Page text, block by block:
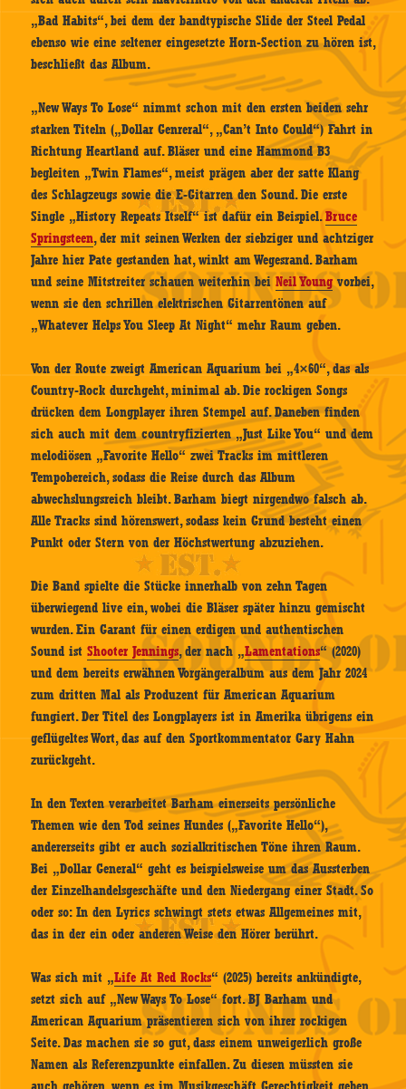
„Bad Habits“, bei dem der bandtypische Slide der Steel Pedal
ebenso wie eine seltener eingesetzte Horn-Section zu hören ist,
beschließt das Album.
„New Ways To Lose“ nimmt schon mit den ersten beiden sehr
starken Titeln („Dollar Genreral“, „Can’t Into Could“) Fahrt in
Richtung Heartland auf. Bläser und eine Hammond B3
begleiten „Twin Flames“, meist prägen aber der satte Klang
des Schlagzeugs sowie die E-Gitarren den Sound. Die erste
Single „History Repeats Itself“ ist dafür ein Beispiel.Bruce
Springsteen, der mit seinen Werken der siebziger und achtziger
Jahre hier Pate gestanden hat, winkt am Wegesrand. Barham
und seine Mitstreiter schauen weiterhin beiNeil Youngvorbei,
wenn sie den schrillen elektrischen Gitarrentönen auf
„Whatever Helps You Sleep At Night“ mehr Raum geben.
Von der Route zweigt American Aquarium bei „4×60“, das als
Country-Rock durchgeht, minimal ab. Die rockigen Songs
drücken dem Longplayer ihren Stempel auf. Daneben finden
sich auch mit dem countryfizierten „Just Like You“ und dem
melodiösen „Favorite Hello“ zwei Tracks im mittleren
Tempobereich, sodass die Reise durch das Album
abwechslungsreich bleibt. Barham biegt nirgendwo falsch ab.
Alle Tracks sind hörenswert, sodass kein Grund besteht einen
Punkt oder Stern von der Höchstwertung abzuziehen.
Die Band spielte die Stücke innerhalb von zehn Tagen
überwiegend live ein, wobei die Bläser später hinzu gemischt
wurden. Ein Garant für einen erdigen und authentischen
Sound istShooter Jennings, der nach „Lamentations“ (2020)
und dem bereits erwähnen Vorgängeralbum aus dem Jahr 2024
zum dritten Mal als Produzent für American Aquarium
fungiert. Der Titel des Longplayers ist in Amerika übrigens ein
geflügeltes Wort, das auf den Sportkommentator Gary Hahn
zurückgeht.
In den Texten verarbeitet Barham einerseits persönliche
Themen wie den Tod seines Hundes („Favorite Hello“),
andererseits gibt er auch sozialkritischen Töne ihren Raum.
Bei „Dollar General“ geht es beispielsweise um das Aussterben
der Einzelhandelsgeschäfte und den Niedergang einer Stadt. So
oder so: In den Lyrics schwingt stets etwas Allgemeines mit,
das in der ein oder anderen Weise den Hörer berührt.
Was sich mit „Life At Red Rocks“ (2025) bereits ankündigte,
setzt sich auf „New Ways To Lose“ fort. BJ Barham und
American Aquarium präsentieren sich von ihrer rockigen
Seite. Das machen sie so gut, dass einem unweigerlich große
Namen als Referenzpunkte einfallen. Zu diesen müssten sie